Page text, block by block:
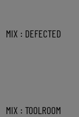
MIX : DEFECTED
MIX : TOOLROOM